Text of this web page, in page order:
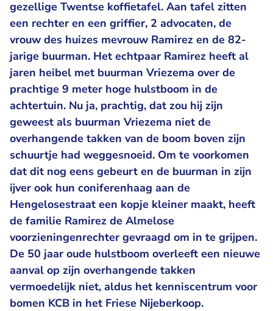
gezellige Twentse koffietafel. Aan tafel zitten
een rechter en een griffier, 2 advocaten, de
vrouw des huizes mevrouw Ramirez en de 82-
jarige buurman. Het echtpaar Ramirez heeft al
jaren heibel met buurman Vriezema over de
prachtige 9 meter hoge hulstboom in de
achtertuin. Nu ja, prachtig, dat zou hij zijn
geweest als buurman Vriezema niet de
overhangende takken van de boom boven zijn
schuurtje had weggesnoeid. Om te voorkomen
dat dit nog eens gebeurt en de buurman in zijn
ijver ook hun coniferenhaag aan de
Hengelosestraat een kopje kleiner maakt, heeft
de familie Ramirez de Almelose
voorzieningenrechter gevraagd om in te grijpen.
De 50 jaar oude hulstboom overleeft een nieuwe
aanval op zijn overhangende takken
vermoedelijk niet, aldus het kenniscentrum voor
bomen KCB in het Friese Nijeberkoop.